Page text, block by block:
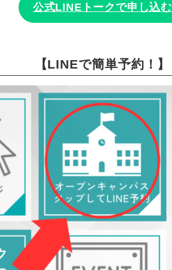
公式LINEトークで申し込む
【LINEで簡単予約！】